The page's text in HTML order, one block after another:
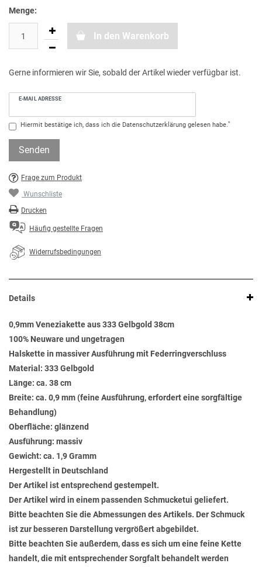
Menge:
In den Warenkorb
Gerne informieren wir Sie, sobald der Artikel wieder verfügbar ist.
E-MAIL ADRESSE
Hiermit bestätige ich, dass ich die Daten­schutz­erklärung gelesen habe.*
Senden
Frage zum Produkt
Wunschliste
Drucken
Häufig gestellte Fragen
Widerrufsbedingungen
Details
0,9mm Veneziakette aus 333 Gelbgold 38cm
100% Neuware und ungetragen
Halskette in massiver Ausführung mit Federringverschluss
Material: 333 Gelbgold
Länge: ca. 38 cm
Breite: ca. 0,9 mm (feine Ausführung, erfordert eine sorgfältige
Behandlung)
Oberfläche: glänzend
Ausführung: massiv
Gewicht: ca. 1,9 Gramm
Hergestellt in Deutschland
Der Artikel ist entsprechend gestempelt.
Der Artikel wird in einem passenden Schmucketui geliefert.
Bitte beachten Sie die Abmessungen des Artikels. Der Schmuck
ist zur besseren Darstellung vergrößert abgebildet.
Bitte beachten Sie außerdem, dass es sich um eine feine Kette
handelt, die mit entsprechender Sorgfalt behandelt werden